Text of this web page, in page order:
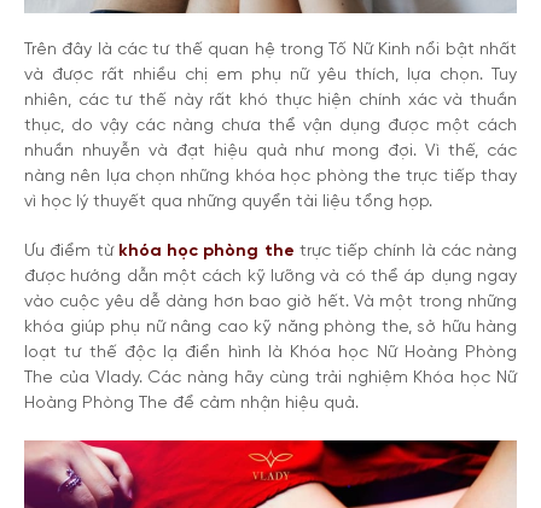
Trên đây là các tư thế quan hệ trong Tố Nữ Kinh nổi bật nhất
và được rất nhiều chị em phụ nữ yêu thích, lựa chọn. Tuy
nhiên, các tư thế này rất khó thực hiện chính xác và thuần
thục, do vậy các nàng chưa thể vận dụng được một cách
nhuần nhuyễn và đạt hiệu quả như mong đợi. Vì thế, các
nàng nên lựa chọn những khóa học phòng the trực tiếp thay
vì học lý thuyết qua những quyển tài liệu tổng hợp.
Ưu điểm từ khóa học phòng the trực tiếp chính là các nàng
được hướng dẫn một cách kỹ lưỡng và có thể áp dụng ngay
vào cuộc yêu dễ dàng hơn bao giờ hết. Và một trong những
khóa giúp phụ nữ nâng cao kỹ năng phòng the, sở hữu hàng
loạt tư thế độc lạ điển hình là Khóa học Nữ Hoàng Phòng
The của Vlady. Các nàng hãy cùng trải nghiệm Khóa học Nữ
Hoàng Phòng The để cảm nhận hiệu quả.